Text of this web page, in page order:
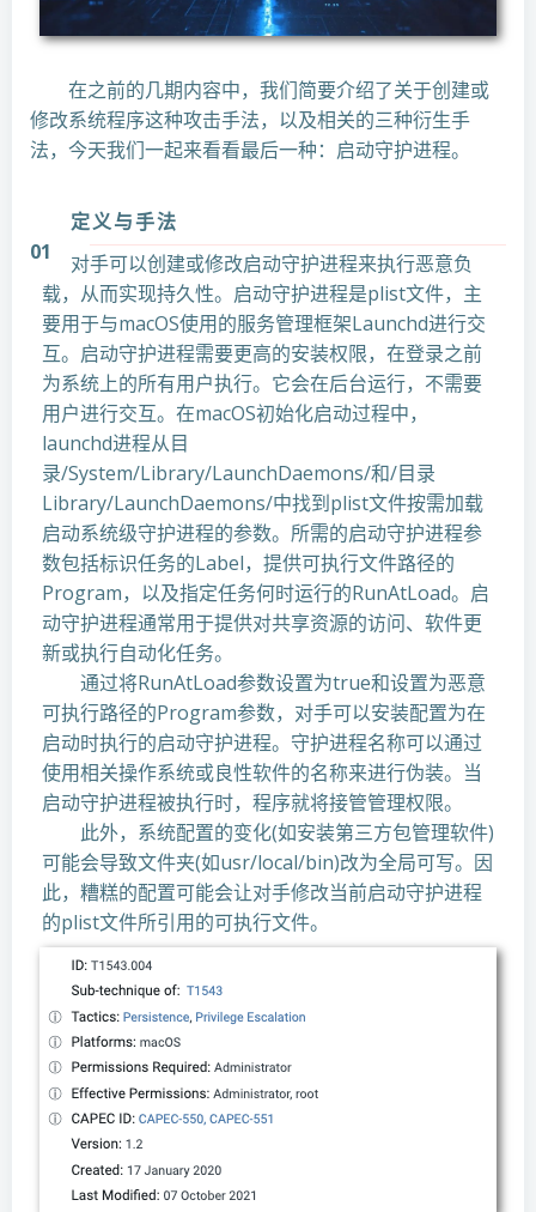
在之前的几期内容中，我们简要介绍了关于创建或
修改系统程序这种攻击手法，以及相关的三种衍生手
法，今天我们一起来看看最后一种：启动守护进程。
定义与手法
01对手可以创建或修改启动守护进程来执行恶意负
载，从而实现持久性。启动守护进程是plist文件，主
要用于与macOS使用的服务管理框架Launchd进行交
互。启动守护进程需要更高的安装权限，在登录之前
为系统上的所有用户执行。它会在后台运行，不需要
用户进行交互。在macOS初始化启动过程中，
launchd进程从目
录/System/Library/LaunchDaemons/和/目录
Library/LaunchDaemons/中找到plist文件按需加载
启动系统级守护进程的参数。所需的启动守护进程参
数包括标识任务的Label，提供可执行文件路径的
Program，以及指定任务何时运行的RunAtLoad。启
动守护进程通常用于提供对共享资源的访问、软件更
新或执行自动化任务。
通过将RunAtLoad参数设置为true和设置为恶意
可执行路径的Program参数，对手可以安装配置为在
启动时执行的启动守护进程。守护进程名称可以通过
使用相关操作系统或良性软件的名称来进行伪装。当
启动守护进程被执行时，程序就将接管管理权限。
此外，系统配置的变化(如安装第三方包管理软件)
可能会导致文件夹(如usr/local/bin)改为全局可写。因
此，糟糕的配置可能会让对手修改当前启动守护进程
的plist文件所引用的可执行文件。